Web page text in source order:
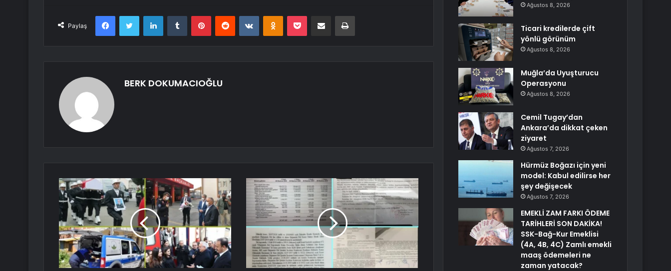
Paylaş
FacebookTwitter LinkedInTumblr PinterestReddit VKontakteOdnoklassniki
Pocket E-Posta ile paylaş Yazdır
BERK DOKUMACIOĞLU
Ağustos 8, 2026
Ticari kredilerde çift
yönlü görünüm
Ağustos 8, 2026
Muğla’da Uyuşturucu
Operasyonu
Ağustos 8, 2026
Cemil Tugay’dan
Ankara’da dikkat çeken
ziyaret
Ağustos 7, 2026
Hürmüz Boğazı için yeni
model: Kabul edilirse her
şey değişecek
Ağustos 7, 2026
EMEKLİ ZAM FARKI ÖDEME
TARİHLERİ SON DAKİKA!
SSK-Bağ-Kur Emeklisi
(4A, 4B, 4C) Zamlı emekli
maaş ödemeleri ne
zaman yatacak?